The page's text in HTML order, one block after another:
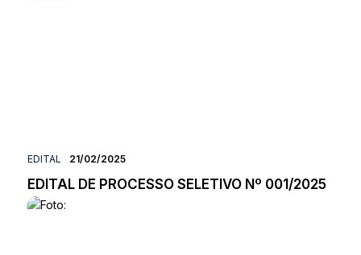
EDITAL 21/02/2025
EDITAL DE PROCESSO SELETIVO Nº 001/2025